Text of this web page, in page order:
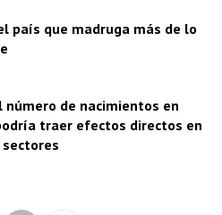
país que madruga más de lo
número de nacimientos en
traer efectos directos en